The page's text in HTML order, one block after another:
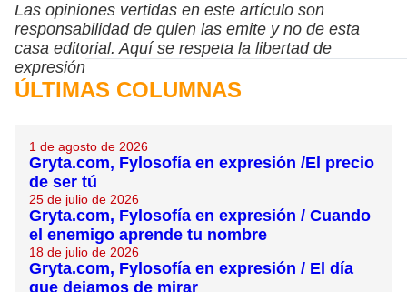
Las opiniones vertidas en este artículo son
responsabilidad de quien las emite y no de esta
casa editorial. Aquí se respeta la libertad de
expresión
ÚLTIMAS COLUMNAS
1 de agosto de 2026
Gryta.com, Fylosofía en expresión /El precio
de ser tú
25 de julio de 2026
Gryta.com, Fylosofía en expresión / Cuando
el enemigo aprende tu nombre
18 de julio de 2026
Gryta.com, Fylosofía en expresión / El día
que dejamos de mirar